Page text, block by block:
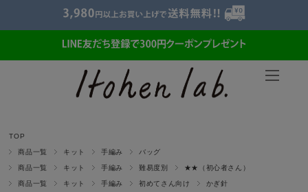
TOP
商品一覧 キット 手編み バッグ
商品一覧 キット 手編み 難易度別 ★★（初心者さん）
商品一覧 キット 手編み 初めてさん向け かぎ針